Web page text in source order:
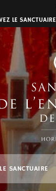
LE SANCTUAIRE
LE SANCTUAIRE